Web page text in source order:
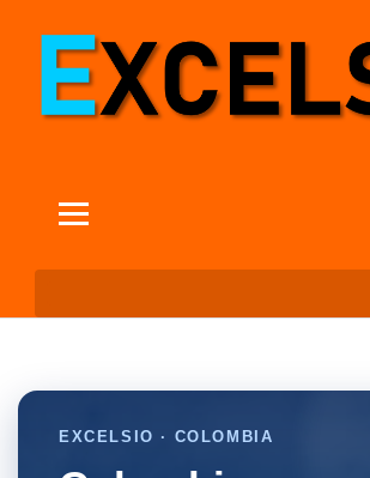
EXCELSIO · COLOMBIA